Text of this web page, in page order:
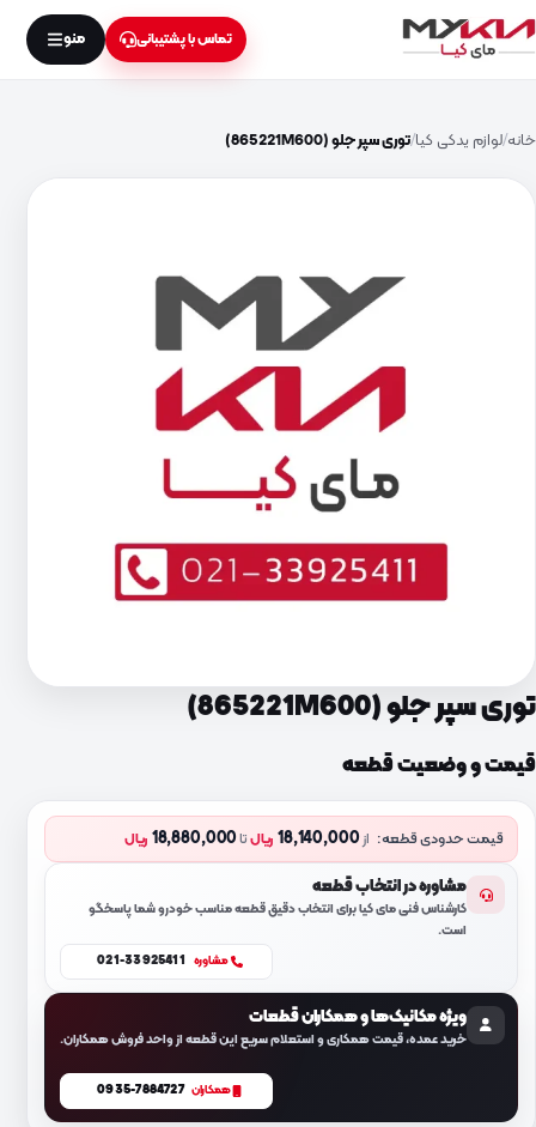
تماس با پشتیبانی منو
خانه لوازم یدکی کیا توری سپر جلو (865221M600)
توری سپر جلو (865221M600)
قیمت و وضعیت قطعه
قیمت حدودی قطعه: از18,140,000 ریالتا18,880,000 ریال
مشاوره در انتخاب قطعه
کارشناس فنی مای کیا برای انتخاب دقیق قطعه مناسب خودرو شما پاسخگو
است.
مشاوره 021-33925411
ویژه مکانیک‌ها و همکاران قطعات
خرید عمده، قیمت همکاری و استعلام سریع این قطعه از واحد فروش همکاران.
همکاران 0935-7884727